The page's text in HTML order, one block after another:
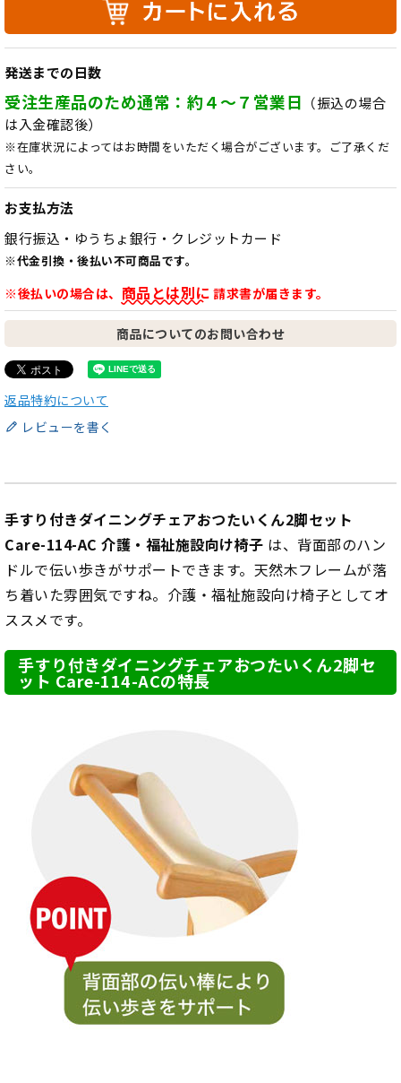
発送までの日数
受注生産品のため通常：約４～７営業日 （振込の場合
は入金確認後）
※在庫状況によってはお時間をいただく場合がございます。ご了承くだ
さい。
お支払方法
銀行振込・ゆうちょ銀行・クレジットカード
※代金引換・後払い不可商品です。
※後払いの場合は、 商品とは別に 請求書が届きます。
商品についてのお問い合わせ
返品特約について
レビューを書く
手すり付きダイニングチェアおつたいくん2脚セット
Care-114-AC 介護・福祉施設向け椅子 は、背面部のハン
ドルで伝い歩きがサポートできます。天然木フレームが落
ち着いた雰囲気ですね。介護・福祉施設向け椅子としてオ
ススメです。
手すり付きダイニングチェアおつたいくん2脚セ
ット Care-114-ACの特長